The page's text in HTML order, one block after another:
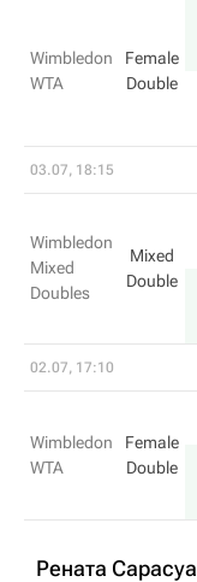
Wimbledon
WTA
Female
Double
03.07, 18:15
Wimbledon
Mixed
Doubles
Mixed
Double
02.07, 17:10
Wimbledon
WTA
Female
Double
Рената Сарасуа